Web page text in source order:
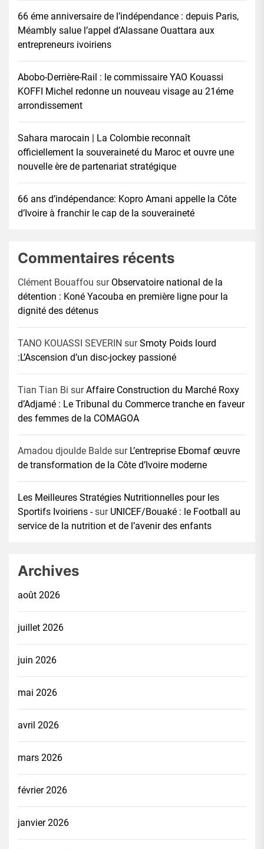
66 éme anniversaire de l’indépendance : depuis Paris,
Méambly salue l’appel d’Alassane Ouattara aux
entrepreneurs ivoiriens
Abobo-Derrière-Rail : le commissaire YAO Kouassi
KOFFI Michel redonne un nouveau visage au 21éme
arrondissement
Sahara marocain | La Colombie reconnaît
officiellement la souveraineté du Maroc et ouvre une
nouvelle ère de partenariat stratégique
66 ans d’indépendance: Kopro Amani appelle la Côte
d’Ivoire à franchir le cap de la souveraineté
Commentaires récents
Clément Bouaffou sur Observatoire national de la
détention : Koné Yacouba en première ligne pour la
dignité des détenus
TANO KOUASSI SEVERIN surSmoty Poids lourd
:L’Ascension d’un disc-jockey passioné
Tian Tian Bi surAffaire Construction du Marché Roxy
d’Adjamé : Le Tribunal du Commerce tranche en faveur
des femmes de la COMAGOA
Amadou djoulde Balde sur L’entreprise Ebomaf œuvre
de transformation de la Côte d’Ivoire moderne
Les Meilleures Stratégies Nutritionnelles pour les
Sportifs Ivoiriens -sur UNICEF/Bouaké : le Football au
service de la nutrition et de l’avenir des enfants
Archives
août 2026
juillet 2026
juin 2026
mai 2026
avril 2026
mars 2026
février 2026
janvier 2026